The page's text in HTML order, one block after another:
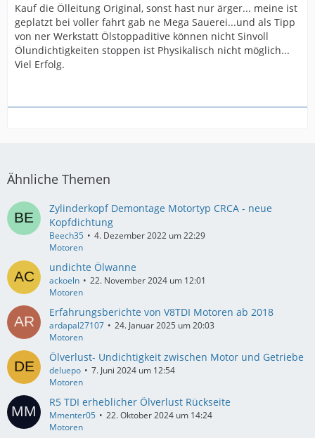
Kauf die Ölleitung Original, sonst hast nur ärger... meine ist
geplatzt bei voller fahrt gab ne Mega Sauerei...und als Tipp
von ner Werkstatt Ölstoppaditive können nicht Sinvoll
Ölundichtigkeiten stoppen ist Physikalisch nicht möglich...
Viel Erfolg.
Ähnliche Themen
Zylinderkopf Demontage Motortyp CRCA - neue
Kopfdichtung
Beech35
4. Dezember 2022 um 22:29
Motoren
undichte Ölwanne
ackoeln
22. November 2024 um 12:01
Motoren
Erfahrungsberichte von V8TDI Motoren ab 2018
ardapal27107
24. Januar 2025 um 20:03
Motoren
Ölverlust- Undichtigkeit zwischen Motor und Getriebe
deluepo
7. Juni 2024 um 12:54
Motoren
R5 TDI erheblicher Ölverlust Rückseite
Mmenter05
22. Oktober 2024 um 14:24
Motoren